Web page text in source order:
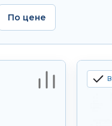
По цене